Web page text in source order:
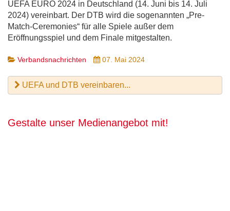
UEFA EURO 2024 in Deutschland (14. Juni bis 14. Juli
2024) vereinbart. Der DTB wird die sogenannten „Pre-
Match-Ceremonies“ für alle Spiele außer dem
Eröffnungsspiel und dem Finale mitgestalten.
Verbandsnachrichten 07. Mai 2024
UEFA und DTB vereinbaren...
Gestalte unser Medienangebot mit!